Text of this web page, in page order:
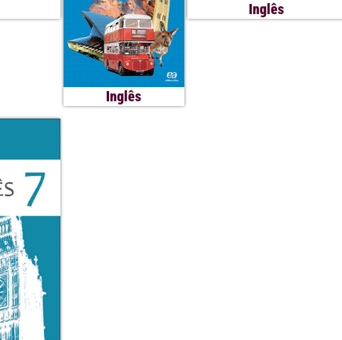
Inglês
Inglês